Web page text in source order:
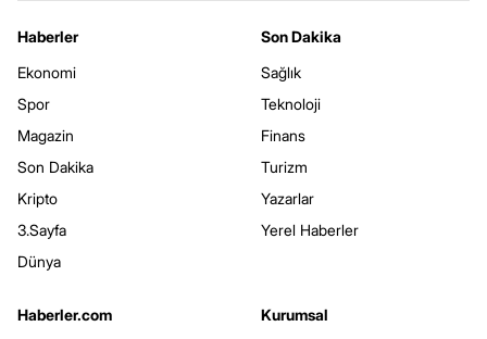
Haberler
Ekonomi
Spor
Magazin
Son Dakika
Kripto
3.Sayfa
Dünya
Son Dakika
Sağlık
Teknoloji
Finans
Turizm
Yazarlar
Yerel Haberler
Haberler.com
Kurumsal